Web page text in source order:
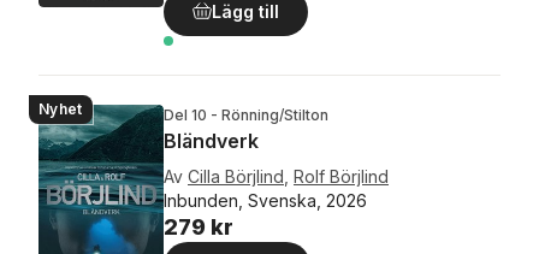
Lägg till
Nyhet Del 10 - Rönning/Stilton
Bländverk
Av Cilla Börjlind Rolf Börjlind
Inbunden, Svenska, 2026
279 kr